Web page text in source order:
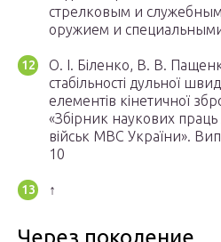
стрелковым и
оружием и
О. І. Біленко, В. В.
стабільності дульної
елементів кінетичної
«Збірник наукових праць
військ МВС України».
10
↑